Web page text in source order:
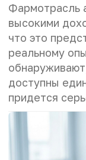
Фармотрасль
высокими
что это
реальному
доступны
придется